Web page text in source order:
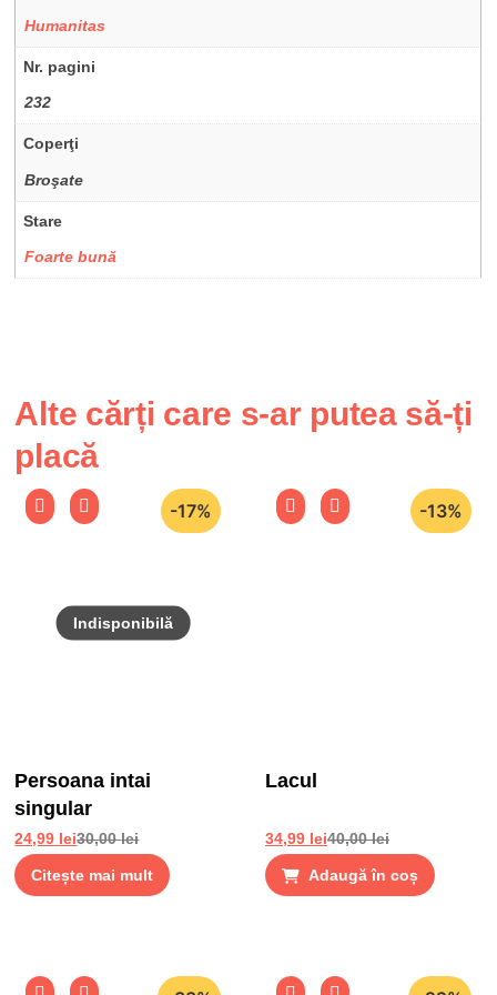
Humanitas
Nr. pagini
232
Coperţi
Broşate
Stare
Foarte bună
Alte cărți care s-ar putea să-ți
placă
-17%
Persoana intai
singular
30,00lei
24,99 lei
Citește mai mult
-13%
Lacul
40,00lei
34,99 lei
Adaugă în coș